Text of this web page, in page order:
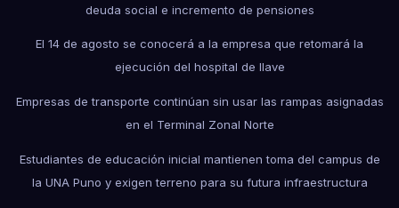
deuda social e incremento de pensiones
El 14 de agosto se conocerá a la empresa que retomará la
ejecución del hospital de Ilave
Empresas de transporte continúan sin usar las rampas asignadas
en el Terminal Zonal Norte
Estudiantes de educación inicial mantienen toma del campus de
la UNA Puno y exigen terreno para su futura infraestructura